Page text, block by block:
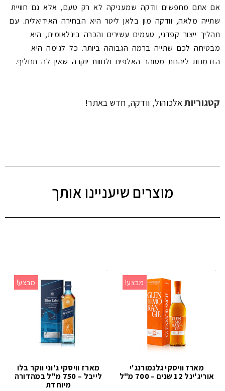
אם אתם מחפשים וודקה שמעניקה לא רק טעם, אלא גם חוויית
שתייה מלאה, וודקה מון בלאן ליטר היא הבחירה האידיאלית. עם
תהליך ייצור קפדני, טעמים עשירים והכרה בינלאומית, היא
מבטיחה לכם שתייה ברמה הגבוהה ביותר. כל לגימה היא
הזדמנות ליהנות מטוהר האלפים ולחוות יוקרה שאין לה תחליף.
קטגוריותאלכוהול, וודקה,חדש באתר!
מוצרים שיעניינו אותך
מבצע!
מארז וויסקי גלנמורנג'י
אוריג'ינל 12 שנים – 700 מ"ל
מבצע!
מארז וויסקי ג'וני ווקר בלו
לייבל – 750 מ"ל במהדורה
מיוחדת